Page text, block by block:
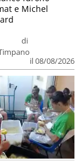
di
il 08/08/2026
e Michel